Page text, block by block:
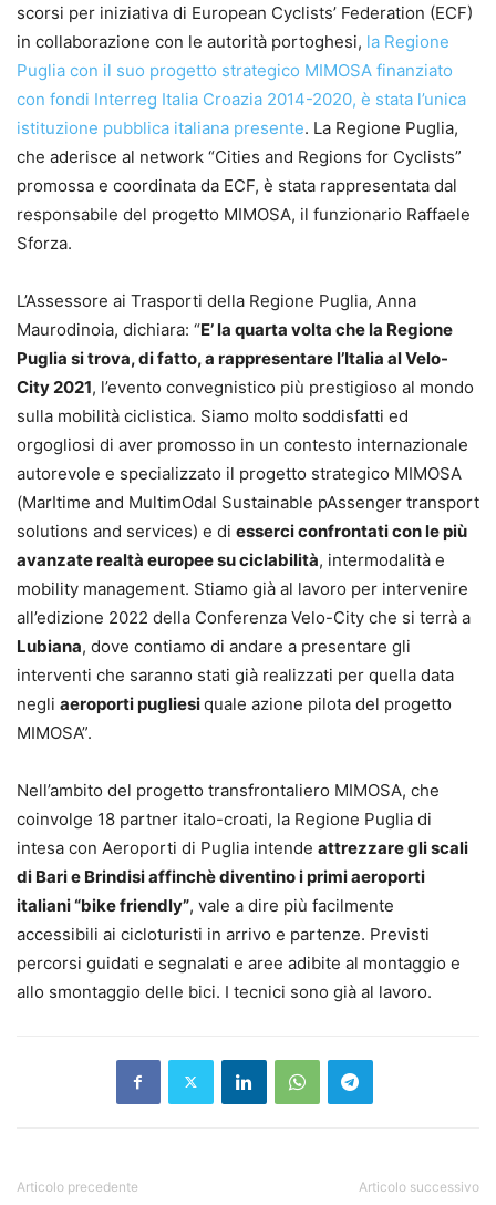
scorsi per iniziativa di European Cyclists’ Federation (ECF)
in collaborazione con le autorità portoghesi, la Regione
Puglia con il suo progetto strategico MIMOSA finanziato
con fondi Interreg Italia Croazia 2014-2020, è stata l’unica
istituzione pubblica italiana presente. La Regione Puglia,
che aderisce al network “Cities and Regions for Cyclists”
promossa e coordinata da ECF, è stata rappresentata dal
responsabile del progetto MIMOSA, il funzionario Raffaele
Sforza.
L’Assessore ai Trasporti della Regione Puglia, Anna
Maurodinoia, dichiara: “E’ la quarta volta che la Regione
Puglia si trova, di fatto, a rappresentare l’Italia al Velo-
City 2021, l’evento convegnistico più prestigioso al mondo
sulla mobilità ciclistica. Siamo molto soddisfatti ed
orgogliosi di aver promosso in un contesto internazionale
autorevole e specializzato il progetto strategico MIMOSA
(MarItime and MultimOdal Sustainable pAssenger transport
solutions and services) e di esserci confrontati con le più
avanzate realtà europee su ciclabilità, intermodalità e
mobility management. Stiamo già al lavoro per intervenire
all’edizione 2022 della Conferenza Velo-City che si terrà a
Lubiana, dove contiamo di andare a presentare gli
interventi che saranno stati già realizzati per quella data
negli aeroporti pugliesiquale azione pilota del progetto
MIMOSA”.
Nell’ambito del progetto transfrontaliero MIMOSA, che
coinvolge 18 partner italo-croati, la Regione Puglia di
intesa con Aeroporti di Puglia intende attrezzare gli scali
di Bari e Brindisi affinchè diventino i primi aeroporti
italiani “bike friendly”, vale a dire più facilmente
accessibili ai cicloturisti in arrivo e partenze. Previsti
percorsi guidati e segnalati e aree adibite al montaggio e
allo smontaggio delle bici. I tecnici sono già al lavoro.
Articolo precedente Articolo successivo